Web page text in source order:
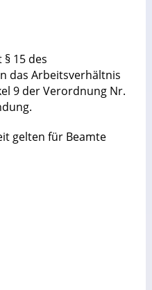
15 des
das Arbeitsverhältnis
9 der Verordnung Nr.
gelten für Beamte
(58) verzweifelt: